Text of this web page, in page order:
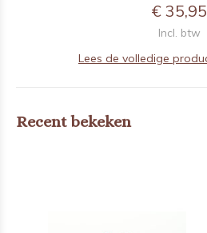
€ 35,95
Incl. btw
Lees de volledige
Recent bekeken